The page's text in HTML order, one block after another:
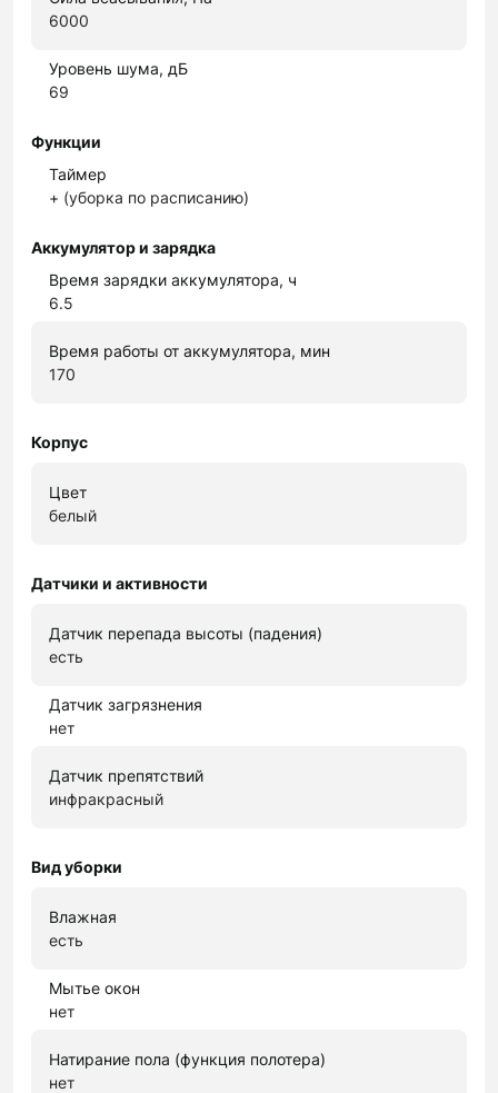
6000
Уровень шума, дБ
69
Функции
Таймер
+ (уборка по расписанию)
Аккумулятор и зарядка
Время зарядки аккумулятора, ч
6.5
Время работы от аккумулятора, мин
170
Корпус
Цвет
белый
Датчики и активности
Датчик перепада высоты (падения)
есть
Датчик загрязнения
нет
Датчик препятствий
инфракрасный
Вид уборки
Влажная
есть
Мытье окон
нет
Натирание пола (функция полотера)
нет